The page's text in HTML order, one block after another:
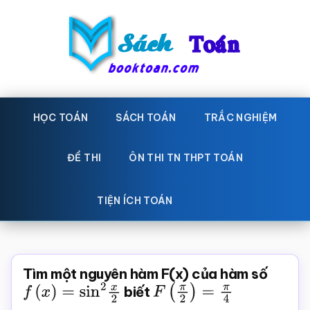
Sách
Toán
toán
Học
toán,
giáo
Toán,
trắc
HỌC TOÁN SÁCH TOÁN TRẮC NGHIỆM
ĐỀ THI ÔN THI TN THPT TOÁN
TIỆN ÍCH TOÁN
Tìm một nguyên hàm F(x) của hàm số
f( x)= sin 2x2 biết F( π 2) = π4